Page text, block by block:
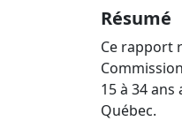
Résumé
Ce rapport
15 à 34
Québec.